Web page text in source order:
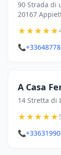
90 Strada di
20167
★★★★★
📞
A Casa
14 Stretta di
★★★★★
📞